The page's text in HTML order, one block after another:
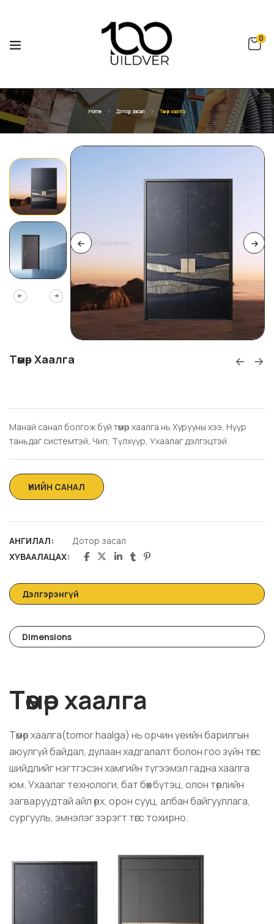
0
Home Дотор засал Төмөр хаалга
Төмөр Хаалга
Манай санал болгож буй төмөр хаалга нь Хурууны хээ, Нүүр
таньдаг системтэй, Чип, Түлхүүр, Ухаалаг дэлгэцтэй.
АНГИЛАЛ:
Дотор засал
ХУВААЛАЦАХ:
Дэлгэрэнгүй
Dimensions
Төмөр хаалга
Төмөр хаалга(tomor haalga) нь орчин үеийн барилгын
аюулгүй байдал, дулаан хадгалалт болон гоо зүйн төгс
шийдлийг нэгтгэсэн хамгийн түгээмэл гадна хаалга
юм. Ухаалаг технологи, бат бөх бүтэц, олон төрлийн
загваруудтай айл өрх, орон сууц, албан байгууллага,
сургууль, эмнэлэг зэрэгт төгс тохирно.